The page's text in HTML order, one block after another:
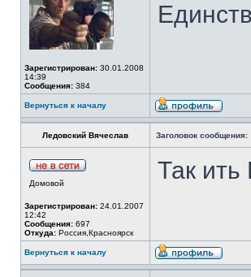
Зарегистрирован: 30.01.2008
14:39
Сообщения: 384
Вернуться к началу
Ледовский Вячеслав Заголовок сообщения:
Домовой
Зарегистрирован: 24.01.2007
12:42
Сообщения: 697
Откуда: Россия,Красноярск
Так
Вернуться к началу